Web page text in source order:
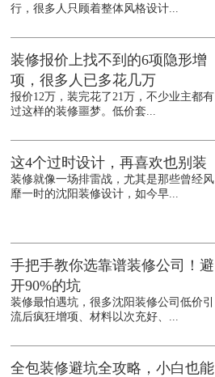
行，很多人只顾着整体风格设计...
装修报价上找不到的6项隐形增
项，很多人已多花几万
报价12万，装完花了21万，不少业主都有
过这样的装修噩梦。低价套...
这4个过时设计，再喜欢也别装
装修就像一场排雷战，尤其是那些曾经风
靡一时的沈阳装修设计，如今早...
手把手教你选靠谱装修公司！避
开90%的坑
装修最怕遇坑，很多沈阳装修公司低价引
流后疯狂增项、材料以次充好、...
全包装修避坑全攻略，小白也能